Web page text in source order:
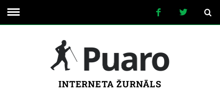
INTERNETA ŽURNĀLS